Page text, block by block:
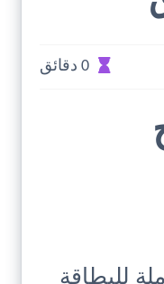
0 دقائق
للبطاقة